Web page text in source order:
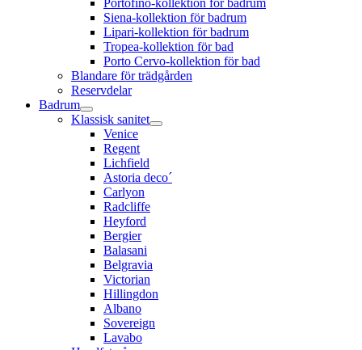
Portofino-kollektion för badrum
Siena-kollektion för badrum
Lipari-kollektion för badrum
Tropea-kollektion för bad
Porto Cervo-kollektion för bad
Blandare för trädgården
Reservdelar
Badrum
Klassisk sanitet
Venice
Regent
Lichfield
Astoria deco´
Carlyon
Radcliffe
Heyford
Bergier
Balasani
Belgravia
Victorian
Hillingdon
Albano
Sovereign
Lavabo